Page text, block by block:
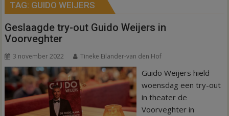
TAG: GUIDO WEIJERS
Geslaagde try-out Guido Weijers in
Voorveghter
3 november 2022 Tineke Eilander-van den Hof
Guido Weijers hield
woensdag een try-out
in theater de
Voorveghter in